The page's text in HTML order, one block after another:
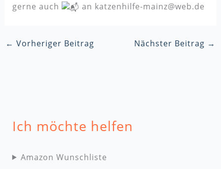
gerne auch
an katzenhilfe-mainz@web.de
← Vorheriger Beitrag Nächster Beitrag →
Ich möchte helfen
Amazon Wunschliste